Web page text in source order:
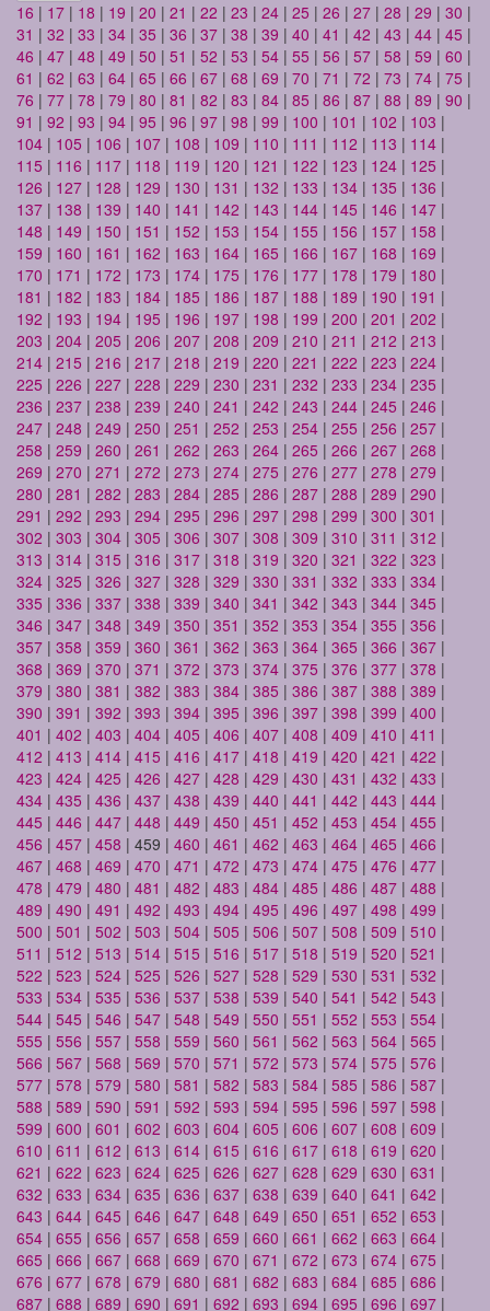
16 | 17 | 18 | 19 | 20 | 21 | 22 | 23 | 24 | 25 | 26 | 27 | 28 | 29 | 30 |
31 | 32 | 33 | 34 | 35 | 36 | 37 | 38 | 39 | 40 | 41 | 42 | 43 | 44 | 45 |
46 | 47 | 48 | 49 | 50 | 51 | 52 | 53 | 54 | 55 | 56 | 57 | 58 | 59 | 60 |
61 | 62 | 63 | 64 | 65 | 66 | 67 | 68 | 69 | 70 | 71 | 72 | 73 | 74 | 75 |
76 | 77 | 78 | 79 | 80 | 81 | 82 | 83 | 84 | 85 | 86 | 87 | 88 | 89 | 90 |
91 | 92 | 93 | 94 | 95 | 96 | 97 | 98 | 99 | 100 | 101 | 102 | 103 |
104 | 105 | 106 | 107 | 108 | 109 | 110 | 111 | 112 | 113 | 114 |
115 | 116 | 117 | 118 | 119 | 120 | 121 | 122 | 123 | 124 | 125 |
126 | 127 | 128 | 129 | 130 | 131 | 132 | 133 | 134 | 135 | 136 |
137 | 138 | 139 | 140 | 141 | 142 | 143 | 144 | 145 | 146 | 147 |
148 | 149 | 150 | 151 | 152 | 153 | 154 | 155 | 156 | 157 | 158 |
159 | 160 | 161 | 162 | 163 | 164 | 165 | 166 | 167 | 168 | 169 |
170 | 171 | 172 | 173 | 174 | 175 | 176 | 177 | 178 | 179 | 180 |
181 | 182 | 183 | 184 | 185 | 186 | 187 | 188 | 189 | 190 | 191 |
192 | 193 | 194 | 195 | 196 | 197 | 198 | 199 | 200 | 201 | 202 |
203 | 204 | 205 | 206 | 207 | 208 | 209 | 210 | 211 | 212 | 213 |
214 | 215 | 216 | 217 | 218 | 219 | 220 | 221 | 222 | 223 | 224 |
225 | 226 | 227 | 228 | 229 | 230 | 231 | 232 | 233 | 234 | 235 |
236 | 237 | 238 | 239 | 240 | 241 | 242 | 243 | 244 | 245 | 246 |
247 | 248 | 249 | 250 | 251 | 252 | 253 | 254 | 255 | 256 | 257 |
258 | 259 | 260 | 261 | 262 | 263 | 264 | 265 | 266 | 267 | 268 |
269 | 270 | 271 | 272 | 273 | 274 | 275 | 276 | 277 | 278 | 279 |
280 | 281 | 282 | 283 | 284 | 285 | 286 | 287 | 288 | 289 | 290 |
291 | 292 | 293 | 294 | 295 | 296 | 297 | 298 | 299 | 300 | 301 |
302 | 303 | 304 | 305 | 306 | 307 | 308 | 309 | 310 | 311 | 312 |
313 | 314 | 315 | 316 | 317 | 318 | 319 | 320 | 321 | 322 | 323 |
324 | 325 | 326 | 327 | 328 | 329 | 330 | 331 | 332 | 333 | 334 |
335 | 336 | 337 | 338 | 339 | 340 | 341 | 342 | 343 | 344 | 345 |
346 | 347 | 348 | 349 | 350 | 351 | 352 | 353 | 354 | 355 | 356 |
357 | 358 | 359 | 360 | 361 | 362 | 363 | 364 | 365 | 366 | 367 |
368 | 369 | 370 | 371 | 372 | 373 | 374 | 375 | 376 | 377 | 378 |
379 | 380 | 381 | 382 | 383 | 384 | 385 | 386 | 387 | 388 | 389 |
390 | 391 | 392 | 393 | 394 | 395 | 396 | 397 | 398 | 399 | 400 |
401 | 402 | 403 | 404 | 405 | 406 | 407 | 408 | 409 | 410 | 411 |
412 | 413 | 414 | 415 | 416 | 417 | 418 | 419 | 420 | 421 | 422 |
423 | 424 | 425 | 426 | 427 | 428 | 429 | 430 | 431 | 432 | 433 |
434 | 435 | 436 | 437 | 438 | 439 | 440 | 441 | 442 | 443 | 444 |
445 | 446 | 447 | 448 | 449 | 450 | 451 | 452 | 453 | 454 | 455 |
456 | 457 | 458 | 459 | 460 | 461 | 462 | 463 | 464 | 465 | 466 |
467 | 468 | 469 | 470 | 471 | 472 | 473 | 474 | 475 | 476 | 477 |
478 | 479 | 480 | 481 | 482 | 483 | 484 | 485 | 486 | 487 | 488 |
489 | 490 | 491 | 492 | 493 | 494 | 495 | 496 | 497 | 498 | 499 |
500 | 501 | 502 | 503 | 504 | 505 | 506 | 507 | 508 | 509 | 510 |
511 | 512 | 513 | 514 | 515 | 516 | 517 | 518 | 519 | 520 | 521 |
522 | 523 | 524 | 525 | 526 | 527 | 528 | 529 | 530 | 531 | 532 |
533 | 534 | 535 | 536 | 537 | 538 | 539 | 540 | 541 | 542 | 543 |
544 | 545 | 546 | 547 | 548 | 549 | 550 | 551 | 552 | 553 | 554 |
555 | 556 | 557 | 558 | 559 | 560 | 561 | 562 | 563 | 564 | 565 |
566 | 567 | 568 | 569 | 570 | 571 | 572 | 573 | 574 | 575 | 576 |
577 | 578 | 579 | 580 | 581 | 582 | 583 | 584 | 585 | 586 | 587 |
588 | 589 | 590 | 591 | 592 | 593 | 594 | 595 | 596 | 597 | 598 |
599 | 600 | 601 | 602 | 603 | 604 | 605 | 606 | 607 | 608 | 609 |
610 | 611 | 612 | 613 | 614 | 615 | 616 | 617 | 618 | 619 | 620 |
621 | 622 | 623 | 624 | 625 | 626 | 627 | 628 | 629 | 630 | 631 |
632 | 633 | 634 | 635 | 636 | 637 | 638 | 639 | 640 | 641 | 642 |
643 | 644 | 645 | 646 | 647 | 648 | 649 | 650 | 651 | 652 | 653 |
654 | 655 | 656 | 657 | 658 | 659 | 660 | 661 | 662 | 663 | 664 |
665 | 666 | 667 | 668 | 669 | 670 | 671 | 672 | 673 | 674 | 675 |
676 | 677 | 678 | 679 | 680 | 681 | 682 | 683 | 684 | 685 | 686 |
687 | 688 | 689 | 690 | 691 | 692 | 693 | 694 | 695 | 696 | 697 |